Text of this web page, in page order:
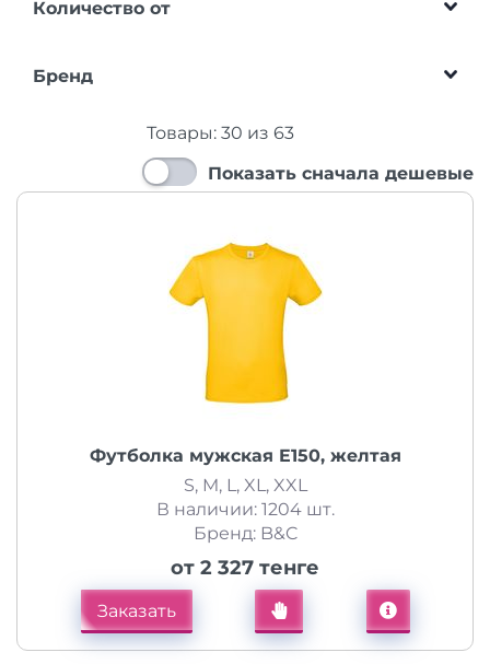
Количество от
Бренд
Товары: 30 из 63
Показать сначала дешевые
Футболка мужская E150, желтая
S, M, L, XL, XXL
В наличии: 1204 шт.
Бренд: B&C
от 2 327 тенге
Заказать